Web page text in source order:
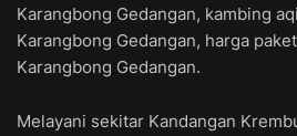
Karangbong Gedangan, kambing
Karangbong Gedangan, harga
Karangbong Gedangan.
Melayani sekitar Kandangan